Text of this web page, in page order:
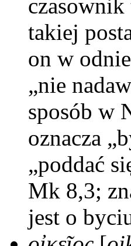
takiej
on w
„nie
sposób w
oznacza
„poddać
Mk 8,3;
jest o